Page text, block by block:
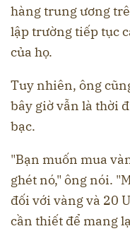
hàng trung ương
lập trường tiếp tục
của họ.
Tuy nhiên, ông
bây giờ vẫn là thời
bạc.
"Bạn muốn mua
ghét nó," ông nói.
đối với vàng và 20
cần thiết để mang